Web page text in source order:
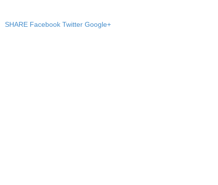
SHARE Facebook Twitter Google+